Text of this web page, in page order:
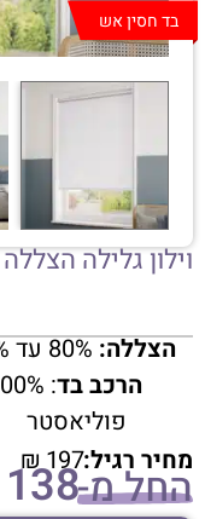
בד חסין אש
וילון גלילה
הצללה:80% עד 95% |
הרכב בד
פוליאסטר
מחיר רגיל: ₪197החל מ-138